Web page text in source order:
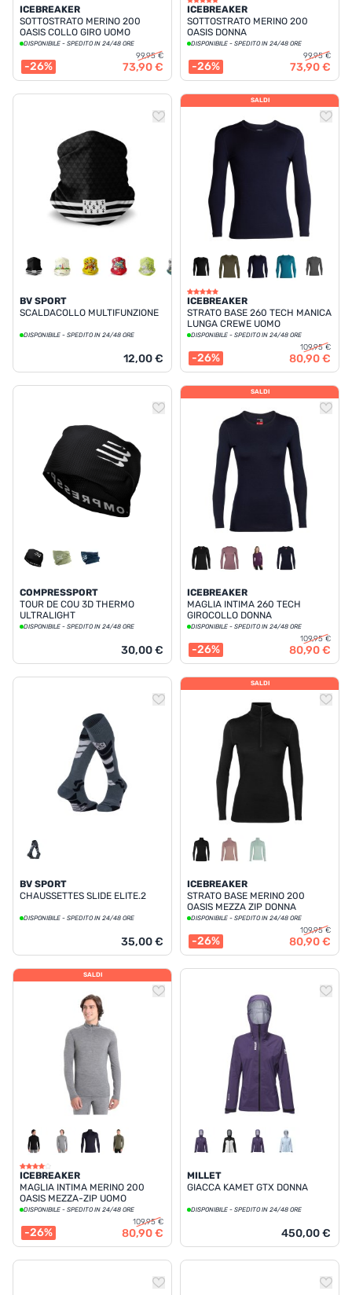
IL BLOG DEI TONTONS
CONTATTO
ICEBREAKER
SOTTOSTRATO MERINO 200
OASIS COLLO GIRO UOMO
DISPONIBILE - SPEDITO IN 24/48 ORE
-26%
99,95 €
73,90 €
ICEBREAKER
SOTTOSTRATO MERINO 200
OASIS DONNA
DISPONIBILE - SPEDITO IN 24/48 ORE
-26%
99,95 €
73,90 €
BV SPORT
SCALDACOLLO MULTIFUNZIONE
DISPONIBILE - SPEDITO IN 24/48 ORE
12,00 €
SALDI
ICEBREAKER
STRATO BASE 260 TECH MANICA
LUNGA CREWE UOMO
DISPONIBILE - SPEDITO IN 24/48 ORE
-26%
109,95 €
80,90 €
COMPRESSPORT
TOUR DE COU 3D THERMO
ULTRALIGHT
DISPONIBILE - SPEDITO IN 24/48 ORE
30,00 €
SALDI
ICEBREAKER
MAGLIA INTIMA 260 TECH
GIROCOLLO DONNA
DISPONIBILE - SPEDITO IN 24/48 ORE
-26%
109,95 €
80,90 €
BV SPORT
CHAUSSETTES SLIDE ELITE.2
DISPONIBILE - SPEDITO IN 24/48 ORE
35,00 €
SALDI
ICEBREAKER
STRATO BASE MERINO 200
OASIS MEZZA ZIP DONNA
DISPONIBILE - SPEDITO IN 24/48 ORE
-26%
109,95 €
80,90 €
SALDI
ICEBREAKER
MAGLIA INTIMA MERINO 200
OASIS MEZZA-ZIP UOMO
DISPONIBILE - SPEDITO IN 24/48 ORE
-26%
109,95 €
80,90 €
MILLET
GIACCA KAMET GTX DONNA
DISPONIBILE - SPEDITO IN 24/48 ORE
450,00 €